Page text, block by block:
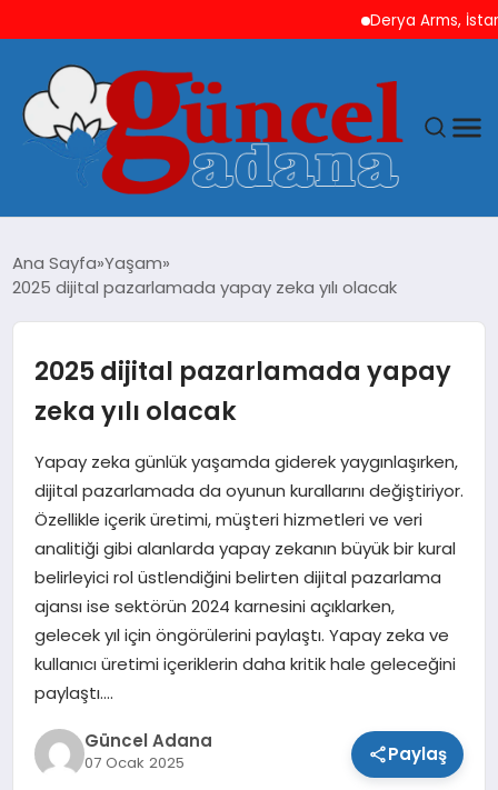
Derya Arms, İstanbul
GÜNCEL
YAŞAM
MAGAZIN
SAĞLIK
TEKNOLOJI
Ana Sayfa Yaşam
2025 dijital pazarlamada yapay zeka yılı olacak
2025 dijital pazarlamada yapay
zeka yılı olacak
Yapay zeka günlük yaşamda giderek yaygınlaşırken,
dijital pazarlamada da oyunun kurallarını değiştiriyor.
Özellikle içerik üretimi, müşteri hizmetleri ve veri
analitiği gibi alanlarda yapay zekanın büyük bir kural
belirleyici rol üstlendiğini belirten dijital pazarlama
ajansı ise sektörün 2024 karnesini açıklarken,
gelecek yıl için öngörülerini paylaştı. Yapay zeka ve
kullanıcı üretimi içeriklerin daha kritik hale geleceğini
paylaştı….
Güncel Adana
07 Ocak 2025 Paylaş